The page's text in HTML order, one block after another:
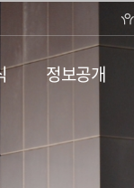
정보공개